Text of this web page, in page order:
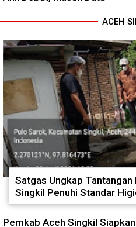
ACEH
Satgas Ungkap Tantangan
Singkil Penuhi Standar
Pemkab Aceh Singkil